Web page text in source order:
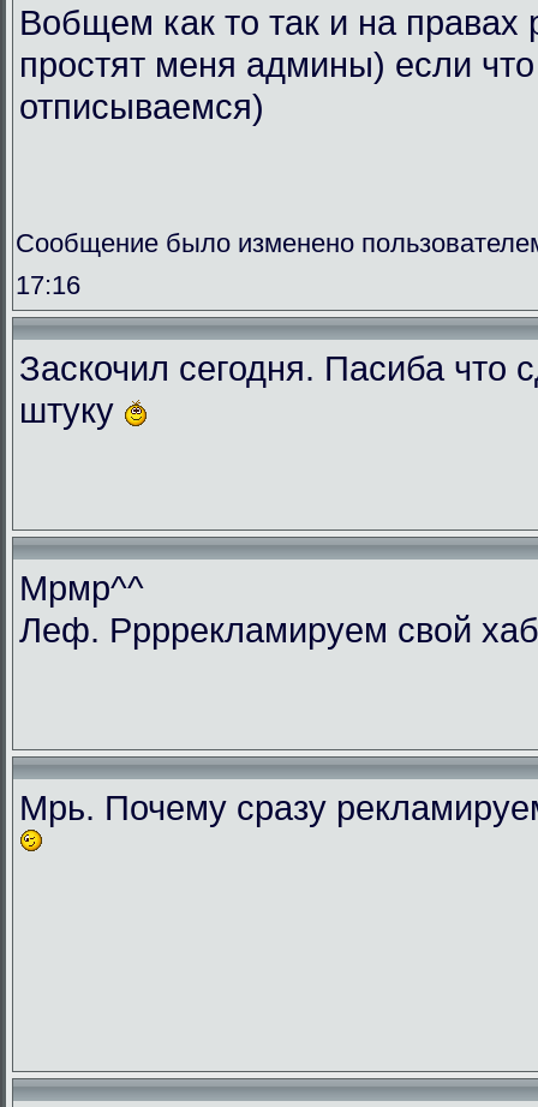
Вобщем как то так и на
простят меня админы) если
отписываемся)
Сообщение было изменено
17:16
Заскочил сегодня. Пасиба что
штуку
Мрмр^^
Леф. Ррррекламируем свой
Мрь. Почему сразу